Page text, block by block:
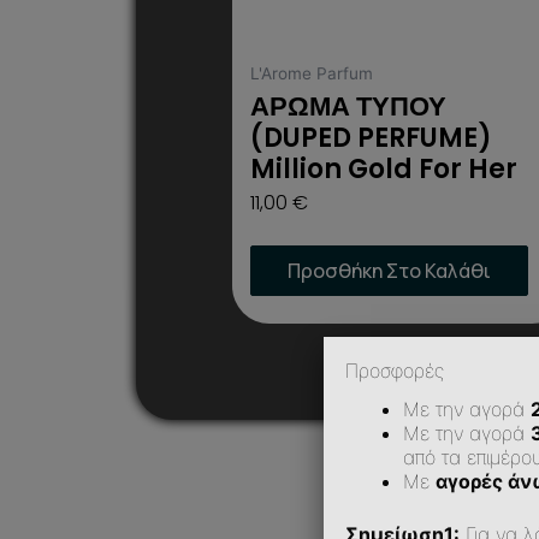
L'Arome Parfum
ΑΡΩΜΑ ΤΥΠΟΥ
(DUPED PERFUME)
Million Gold For Her
11,00 €
Προσθήκη Στο Καλάθι
του
προϊόντος
Προσφορές
Με την αγορά
Με την αγορά
από τα
Με αγορές
Σημείωση1: Για να